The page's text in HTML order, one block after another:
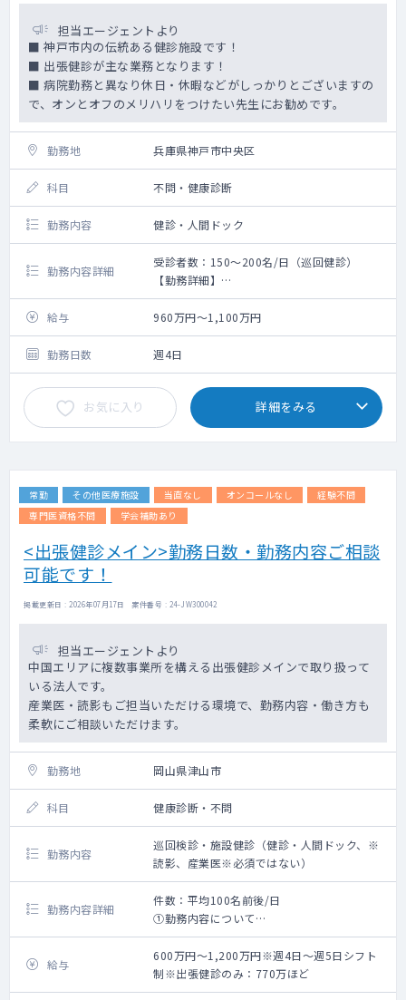
担当エージェントより
■ 神戸市内の伝統ある健診施設です！
■ 出張健診が主な業務となります！
■ 病院勤務と異なり休日・休暇などがしっかりとございますの
で、オンとオフのメリハリをつけたい先生にお勧めです。
勤務地 兵庫県神戸市中央区
科目 不問・健康診断
勤務内容 健診・人間ドック
勤務内容詳細
受診者数：150～200名/日（巡回健診）
【勤務詳細】
・出張健診業務：巡回で1日1～3件をご担当
いただきます。
1日あたり、150～200名で
す。
※稀に土曜日のご勤務が入ることがございま
給与 960万円～1,100万円
勤務日数 週4日
お気に入り 詳細をみる
常勤 その他医療施設 当直なし オンコールなし
経験不問
専門医資格不問
学会補助あり
<出張健診メイン>勤務日数・勤務内容ご相談
可能です！
掲載更新日 : 2026年07月17日 案件番号 : 24-JW300042
担当エージェントより
中国エリアに複数事業所を構える出張健診メインで取り扱って
いる法人です。
産業医・読影もご担当いただける環境で、勤務内容・働き方も
柔軟にご相談いただけます。
勤務地 岡山県津山市
科目 健康診断・不問
勤務内容
巡回検診・施設健診（健診・人間ドック、※
読影、産業医※必須ではない）
勤務内容詳細
件数：平均100名前後/日
①勤務内容について
・一週間の勤務例 ： 健診3～4日、読影判
定1日など。
・健診は巡回健診が中心ですが、施設健診
を担当していただくこともあります。
給与
600万円～1,200万円※週4日～週5日シフト
制※出張健診のみ：770万ほど